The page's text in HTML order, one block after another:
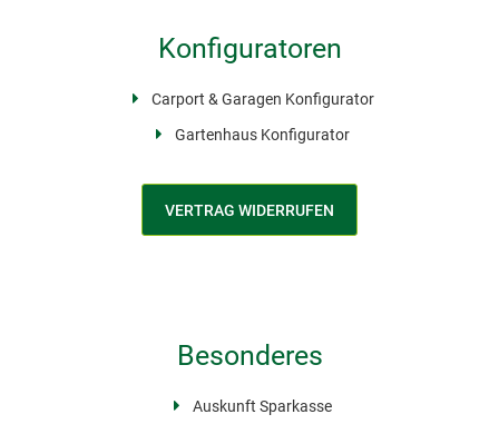
Konfiguratoren
Carport & Garagen Konfigurator
Gartenhaus Konfigurator
VERTRAG WIDERRUFEN
Besonderes
Auskunft Sparkasse